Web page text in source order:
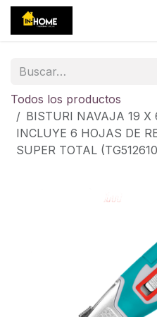
Ir al contenido
Todos los productos
BISTURI NAVAJA 19
INCLUYE 6 HOJAS DE
SUPER TOTAL